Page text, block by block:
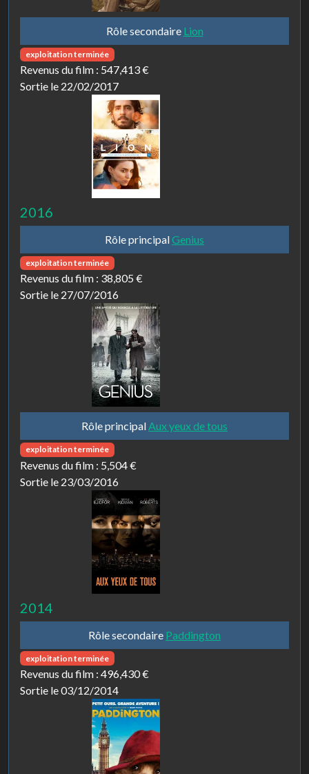
Rôle secondaire Lion
exploitation terminée
Revenus du film : 547,413 €
Sortie le 22/02/2017
2016
Rôle principalGenius
exploitation terminée
Revenus du film : 38,805 €
Sortie le 27/07/2016
Rôle principalAux yeux de tous
exploitation terminée
Revenus du film : 5,504 €
Sortie le 23/03/2016
2014
Rôle secondaire Paddington
exploitation terminée
Revenus du film : 496,430 €
Sortie le 03/12/2014